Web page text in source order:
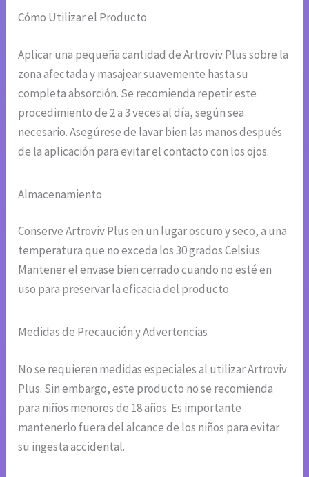
Cómo Utilizar el Producto
Aplicar una pequeña cantidad de Artroviv Plus sobre la
zona afectada y masajear suavemente hasta su
completa absorción. Se recomienda repetir este
procedimiento de 2 a 3 veces al día, según sea
necesario. Asegúrese de lavar bien las manos después
de la aplicación para evitar el contacto con los ojos.
Almacenamiento
Conserve Artroviv Plus en un lugar oscuro y seco, a una
temperatura que no exceda los 30 grados Celsius.
Mantener el envase bien cerrado cuando no esté en
uso para preservar la eficacia del producto.
Medidas de Precaución y Advertencias
No se requieren medidas especiales al utilizar Artroviv
Plus. Sin embargo, este producto no se recomienda
para niños menores de 18 años. Es importante
mantenerlo fuera del alcance de los niños para evitar
su ingesta accidental.